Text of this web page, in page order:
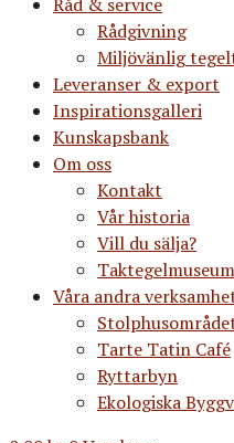
Rådgivning
Miljövänlig
Leveranser & export
Inspirationsgalleri
Kunskapsbank
Om oss
Kontakt
Vår historia
Vill du sälja?
Våra andra
Tarte Tatin Café
Ryttarbyn
Ekologiska